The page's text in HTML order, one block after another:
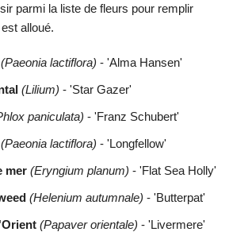
parmi la liste de fleurs pour remplir
alloué.
(Paeonia lactiflora) - 'Alma Hansen'
(Lilium) - 'Star Gazer'
paniculata) - 'Franz Schubert'
(Paeonia lactiflora) - 'Longfellow'
mer (Eryngium planum) - 'Flat Sea Holly'
(Helenium autumnale) - 'Butterpat'
(Papaver orientale) - 'Livermere'